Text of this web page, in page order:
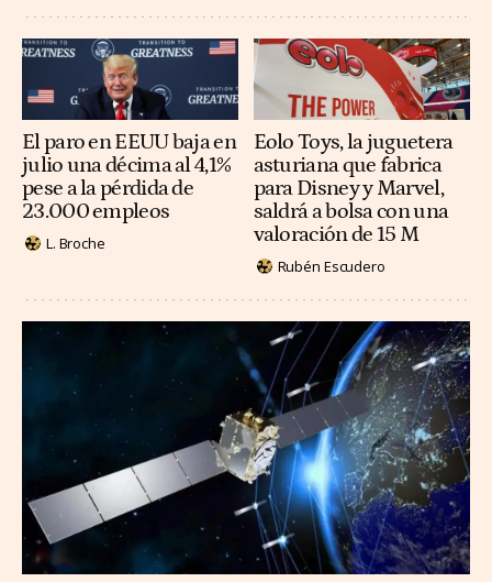
El paro en EEUU baja en
julio una décima al 4,1%
pese a la pérdida de
23.000 empleos
L. Broche
Eolo Toys, la juguetera
asturiana que fabrica
para Disney y Marvel,
saldrá a bolsa con una
valoración de 15 M
Rubén Escudero